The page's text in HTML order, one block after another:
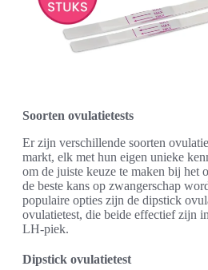
Soorten ovulatietests
Er zijn verschillende soorten
markt, elk met hun eigen unieke
om de juiste keuze te maken bij het
de beste kans op zwangerschap
populaire opties zijn de dipstick
ovulatietest, die beide effectief zijn
LH-piek.
Dipstick ovulatietest